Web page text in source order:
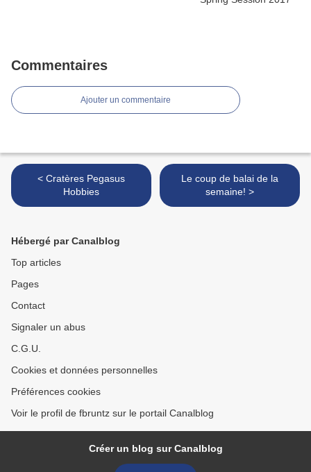
Commentaires
Ajouter un commentaire
< Cratères Pegasus
Hobbies
Le coup de balai de la
semaine! >
Hébergé par Canalblog
Top articles
Pages
Contact
Signaler un abus
C.G.U.
Cookies et données personnelles
Préférences cookies
Voir le profil de fbruntz sur le portail Canalblog
Créer un blog sur Canalblog